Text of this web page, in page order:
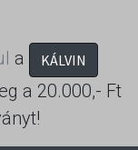
a KÁLVIN
a 20.000,- Ft